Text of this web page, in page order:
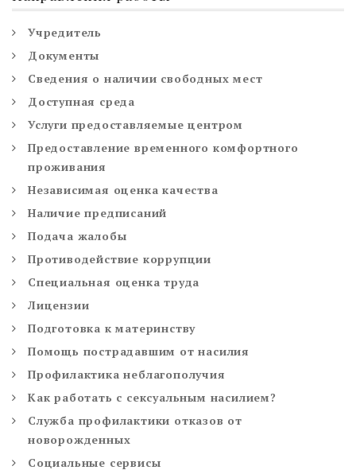
Учредитель
Документы
Сведения о наличии свободных мест
Доступная среда
Услуги предоставляемые центром
Предоставление временного комфортного
проживания
Независимая оценка качества
Наличие предписаний
Подача жалобы
Противодействие коррупции
Специальная оценка труда
Лицензии
Подготовка к материнству
Помощь пострадавшим от насилия
Профилактика неблагополучия
Как работать с сексуальным насилием?
Служба профилактики отказов от
новорожденных
Социальные сервисы